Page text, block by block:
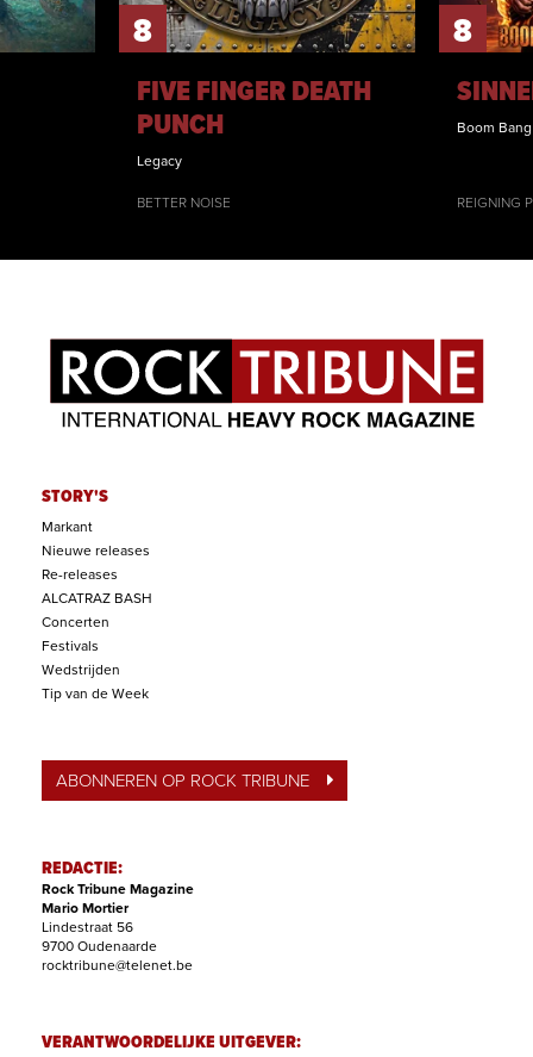
8
FIVE FINGER DEATH
PUNCH
Legacy
BETTER NOISE
8
Boom
REIGNING
STORY'S
Markant
Nieuwe releases
Re-releases
ALCATRAZ BASH
Concerten
Festivals
Wedstrijden
Tip van de Week
ABONNEREN OP ROCK TRIBUNE
REDACTIE:
Rock Tribune Magazine
Mario Mortier
Lindestraat 56
9700 Oudenaarde
rocktribune@telenet.be
VERANTWOORDELIJKE UITGEVER: